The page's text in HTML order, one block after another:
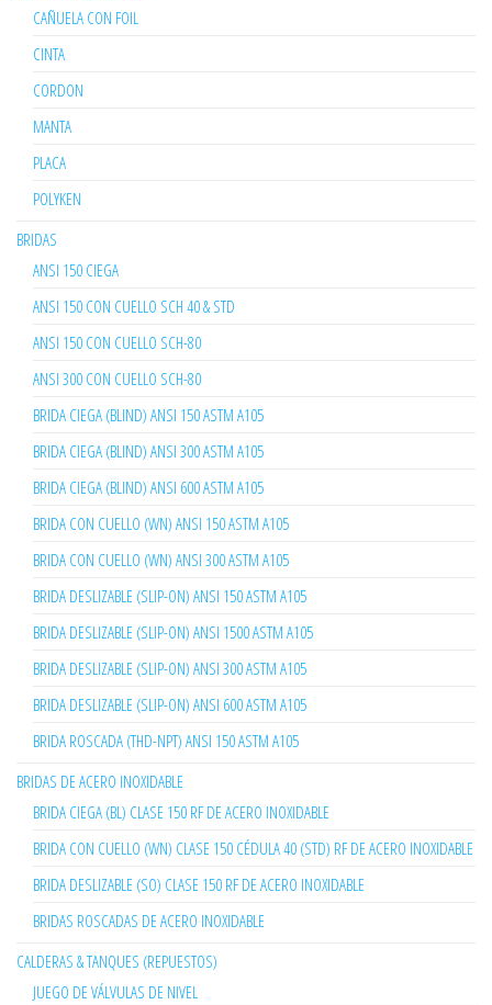
CAÑUELA CON FOIL
CINTA
CORDON
MANTA
PLACA
POLYKEN
BRIDAS
ANSI 150 CIEGA
ANSI 150 CON CUELLO SCH 40 & STD
ANSI 150 CON CUELLO SCH-80
ANSI 300 CON CUELLO SCH-80
BRIDA CIEGA (BLIND) ANSI 150 ASTM A105
BRIDA CIEGA (BLIND) ANSI 300 ASTM A105
BRIDA CIEGA (BLIND) ANSI 600 ASTM A105
BRIDA CON CUELLO (WN) ANSI 150 ASTM A105
BRIDA CON CUELLO (WN) ANSI 300 ASTM A105
BRIDA DESLIZABLE (SLIP-ON) ANSI 150 ASTM A105
BRIDA DESLIZABLE (SLIP-ON) ANSI 1500 ASTM A105
BRIDA DESLIZABLE (SLIP-ON) ANSI 300 ASTM A105
BRIDA DESLIZABLE (SLIP-ON) ANSI 600 ASTM A105
BRIDA ROSCADA (THD-NPT) ANSI 150 ASTM A105
BRIDAS DE ACERO INOXIDABLE
BRIDA CIEGA (BL) CLASE 150 RF DE ACERO INOXIDABLE
BRIDA CON CUELLO (WN) CLASE 150 CÉDULA 40 (STD) RF DE ACERO INOXIDABLE
BRIDA DESLIZABLE (SO) CLASE 150 RF DE ACERO INOXIDABLE
BRIDAS ROSCADAS DE ACERO INOXIDABLE
CALDERAS & TANQUES (REPUESTOS)
JUEGO DE VÁLVULAS DE NIVEL